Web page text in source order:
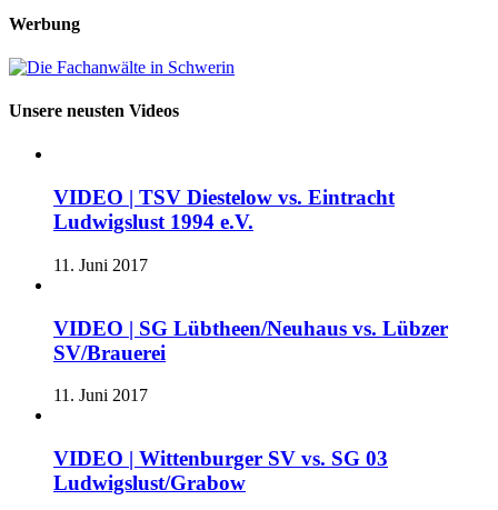
Werbung
Unsere neusten Videos
VIDEO | TSV Diestelow vs. Eintracht
Ludwigslust 1994 e.V.
11. Juni 2017
VIDEO | SG Lübtheen/Neuhaus vs. Lübzer
SV/Brauerei
11. Juni 2017
VIDEO | Wittenburger SV vs. SG 03
Ludwigslust/Grabow